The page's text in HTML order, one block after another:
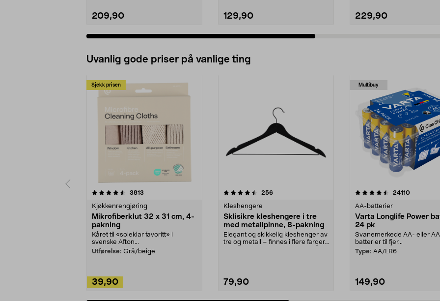
209,90 129,90 229,90
Uvanlig gode priser på vanlige ting
Sjekk prisen
3813
Kjøkkenrengjøring
Mikrofiberklut 32 x 31 cm, 4-
pakning
Kåret til «soleklar favoritt» i
svenske Afton...
Utførelse: Grå/beige
39,90
4.5av 5 stjerner 256anmeldelser
Kleshengere
Sklisikre kleshengere i tre
med metallpinne, 8-pakning
Elegant og skikkelig kleshenger av
tre og metall – finnes i flere farger.
79,90
Multibuy
4.5av 5 stjerner 24110
AA-batterier
Varta Longlife Power
24 pk
Svanemerkede AA- eller
batterier til fjer...
Type: AA/LR6
149,90
4.5av 5 stjerner